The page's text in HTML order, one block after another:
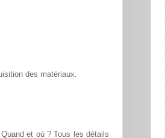
des matériaux.
et où ? Tous les détails